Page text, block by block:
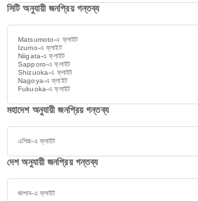
সিটি অনুযায়ী জনপ্রিয় গন্তব্য
Matsumoto-এ ফ্লাইট
Izumo-এ ফ্লাইট
Niigata-এ ফ্লাইট
Sapporo-এ ফ্লাইট
Shizuoka-এ ফ্লাইট
Nagoya-এ ফ্লাইট
Fukuoka-এ ফ্লাইট
মহাদেশ অনুযায়ী জনপ্রিয় গন্তব্য
এশিয়া-এ ফ্লাইট
দেশ অনুযায়ী জনপ্রিয় গন্তব্য
জাপান-এ ফ্লাইট